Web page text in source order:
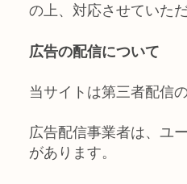
の上、対応させていただ
広告の配信について
当サイトは第三者配信
広告配信事業者は、ユ
があります。